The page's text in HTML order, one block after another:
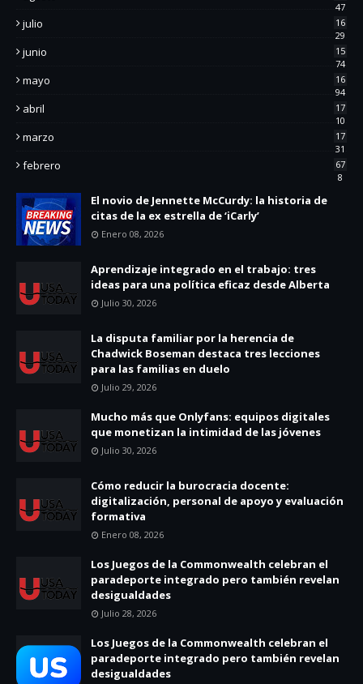
47
julio
16
29
junio
15
74
mayo
16
94
abril
17
10
marzo
17
31
febrero
67
8
El novio de Jennette McCurdy: la historia de
citas de la ex estrella de ‘iCarly’
Enero 08, 2026
Aprendizaje integrado en el trabajo: tres
ideas para una política eficaz desde Alberta
Julio 30, 2026
La disputa familiar por la herencia de
Chadwick Boseman destaca tres lecciones
para las familias en duelo
Julio 29, 2026
Mucho más que Onlyfans: equipos digitales
que monetizan la intimidad de las jóvenes
Julio 30, 2026
Cómo reducir la burocracia docente:
digitalización, personal de apoyo y evaluación
formativa
Enero 08, 2026
Los Juegos de la Commonwealth celebran el
paradeporte integrado pero también revelan
desigualdades
Julio 28, 2026
Los Juegos de la Commonwealth celebran el
paradeporte integrado pero también revelan
desigualdades